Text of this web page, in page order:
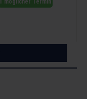
1 möglicher Termin